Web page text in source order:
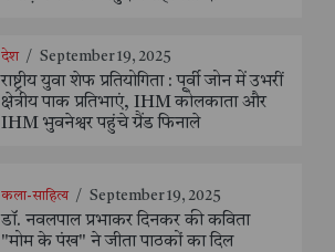
देश / September 19, 2025
राष्ट्रीय युवा शेफ प्रतियोगिता : पूर्वी जोन में उभरीं
क्षेत्रीय पाक प्रतिभाएं, IHM कोलकाता और
IHM भुवनेश्वर पहुंचे ग्रैंड फिनाले
कला-साहित्य / September 19, 2025
डॉ. नवलपाल प्रभाकर दिनकर की कविता
"मोम के पंख" ने जीता पाठकों का दिल